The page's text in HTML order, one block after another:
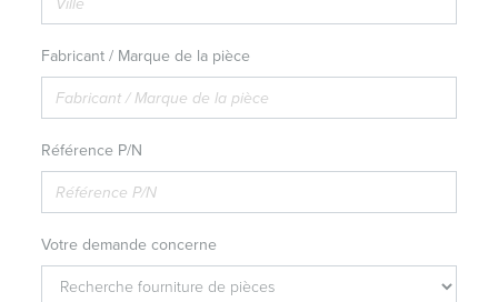
Fabricant / Marque de la pièce
Référence P/N
Votre demande concerne